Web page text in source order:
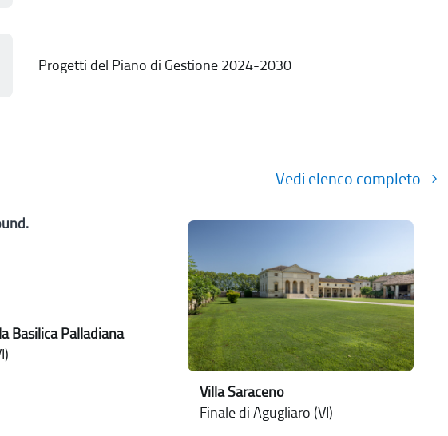
Progetti del Piano di Gestione 2024-2030
Vedi elenco completo
Basilica Palladiana
Villa Saraceno
Finale di Agugliaro (VI)